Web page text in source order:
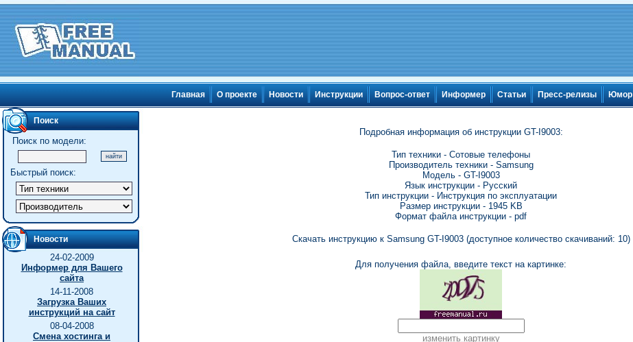
Главная О проекте Новости Инструкции Вопрос-ответ Информер Статьи Пресс-релизы Юмор
Поиск
Поиск по модели:
Быстрый поиск:
Новости
24-02-2009
Информер для Вашего
сайта
14-11-2008
Загрузка Ваших
инструкций на сайт
08-04-2008
Смена хостинга и
Подробная информация об инструкции GT-I9003:
Тип техники - Сотовые телефоны
Производитель техники - Samsung
Модель - GT-I9003
Язык инструкции - Русский
Тип инструкции - Инструкция по эксплуатации
Размер инструкции - 1945 KB
Формат файла инструкции - pdf
Скачать инструкцию к Samsung GT-I9003 (доступное количество скачиваний: 10)
Для получения файла, введите текст на картинке:
изменить картинку